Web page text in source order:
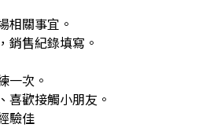
相關事宜。
銷售紀錄填寫。
一次。
喜歡接觸小朋友。
驗佳